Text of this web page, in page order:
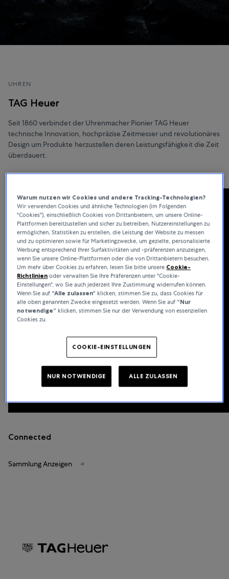
UHREN
TAG Heuer
Seit 1860 verbindet der Uhrenmacher Pionier TAG Heuer
technische Innovation, hochpräzise Zeitmesser und revolutionäres
Design um Produkte herzustellen deren Leistungsfähigkeit die Zeit
überdauert.
Connected
Sammlung Anzeigen
Warum nutzen wir Cookies und andere Tracking-Technologien?
Wir verwenden Cookies und ähnliche Technologien (im Folgenden
"Cookies"), einschließlich Cookies von Drittanbietern, um unsere Online-
Plattformen bereitzustellen und sicher zu betreiben, Nutzereinstellungen zu
ermöglichen, Statistiken zu erstellen, die Leistung der Website zu messen
und zu optimieren sowie für Marketingzwecke, um gezielte, personalisierte
Werbung entsprechend Ihrer Surfaktivitäten und -präferenzen anzuzeigen,
wenn Sie unsere Online-Plattformen oder die von Drittanbietern besuchen.
Um mehr über Cookies zu erfahren, lesen Sie bitte unsere Cookie-
Richtlinien oder verwalten Sie Ihre Präferenzen unter "Cookie-
Einstellungen", wo Sie auch jederzeit Ihre Zustimmung widerrufen können.
Wenn Sie auf “Alle zulassen“ klicken, stimmen Sie zu, dass Cookies für
alle oben genannten Zwecke eingesetzt werden. Wenn Sie auf “Nur
notwendige” klicken, stimmen Sie nur der Verwendung von essenziellen
Cookies zu.
COOKIE-EINSTELLUNGEN
NUR NOTWENDIGE ALLE ZULASSEN